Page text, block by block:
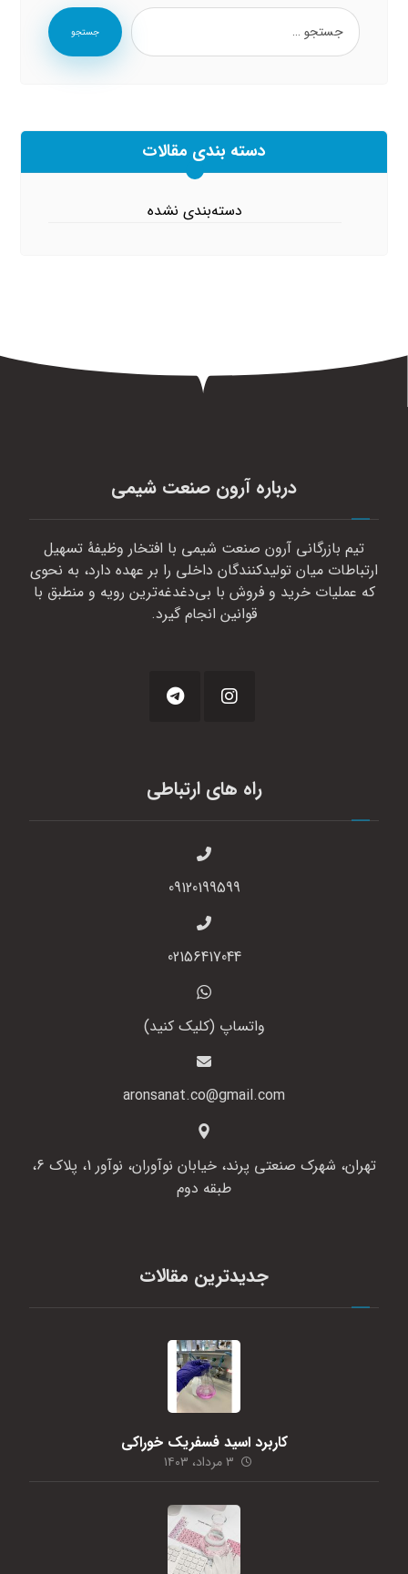
جستجو
دسته بندی مقالات
دسته‌بندی نشده
درباره آرون صنعت شیمی
تیم بازرگانی آرون صنعت شیمی با افتخار وظیفهٔ تسهیل
ارتباطات میان تولیدکنندگان داخلی را بر عهده دارد، به نحوی
که عملیات خرید و فروش با بی‌دغدغه‌ترین رویه و منطبق با
قوانین انجام گیرد.
راه های ارتباطی
09120199599
02156417044
واتساپ (کلیک کنید)
aronsanat.co@gmail.com
تهران، شهرک صنعتی پرند، خیابان نوآوران، نوآور 1، پلاک 6،
طبقه دوم
جدیدترین مقالات
کاربرد اسید فسفریک خوراکی
۳ مرداد، ۱۴۰۳